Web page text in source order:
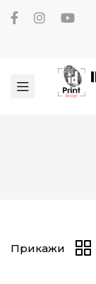
Прикажи